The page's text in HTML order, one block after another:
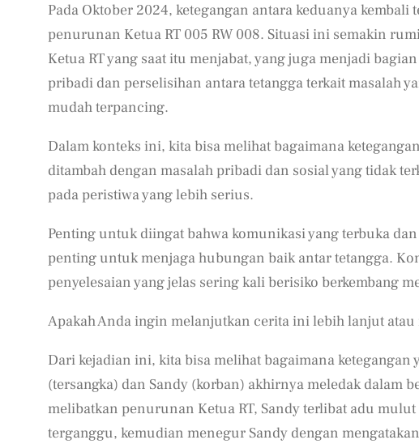
Pada Oktober 2024, ketegangan antara keduanya kembali
penurunan Ketua RT 005 RW 008. Situasi ini semakin
Ketua RT yang saat itu menjabat, yang juga menjadi
pribadi dan perselisihan antara tetangga terkait masalah
mudah terpancing.
Dalam konteks ini, kita bisa melihat bagaimana
ditambah dengan masalah pribadi dan sosial yang tidak
pada peristiwa yang lebih serius.
Penting untuk diingat bahwa komunikasi yang terbuka
penting untuk menjaga hubungan baik antar tetangga.
penyelesaian yang jelas sering kali berisiko berkembang
Apakah Anda ingin melanjutkan cerita ini lebih lanjut
Dari kejadian ini, kita bisa melihat bagaimana ketegangan
(tersangka) dan Sandy (korban) akhirnya meledak dalam
melibatkan penurunan Ketua RT, Sandy terlibat adu
terganggu, kemudian menegur Sandy dengan